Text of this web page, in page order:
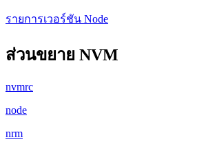
รายการเวอร์ชัน Node
ส่วนขยาย NVM
nvmrc
node
nrm